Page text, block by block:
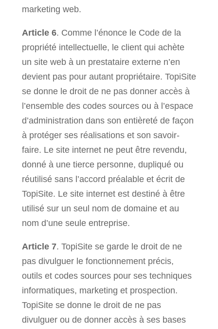
marketing web.
Article 6. Comme l’énonce le Code de la
propriété intellectuelle, le client qui achète
un site web à un prestataire externe n’en
devient pas pour autant propriétaire. TopiSite
se donne le droit de ne pas donner accès à
l’ensemble des codes sources ou à l’espace
d’administration dans son entièreté de façon
à protéger ses réalisations et son savoir-
faire. Le site internet ne peut être revendu,
donné à une tierce personne, dupliqué ou
réutilisé sans l’accord préalable et écrit de
TopiSite. Le site internet est destiné à être
utilisé sur un seul nom de domaine et au
nom d’une seule entreprise.
Article 7. TopiSite se garde le droit de ne
pas divulguer le fonctionnement précis,
outils et codes sources pour ses techniques
informatiques, marketing et prospection.
TopiSite se donne le droit de ne pas
divulguer ou de donner accès à ses bases